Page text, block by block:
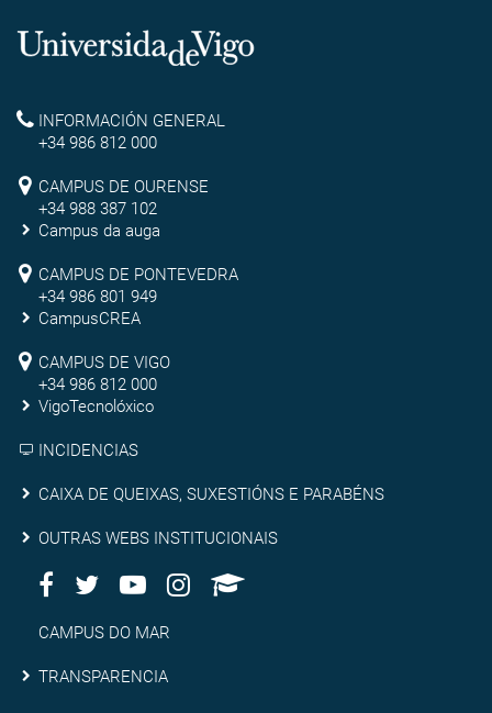
Universidade
Vigo
Reitoría
INFORMACIÓN GENERAL
+34 986 812 000
Campus
de
Ourense
CAMPUS DE OURENSE
+34 988 387 102
Campus da auga
Campus
de
Pontevedra
CAMPUS DE PONTEVEDRA
+34 986 801 949
CampusCREA
Campus
de
Vigo
CAMPUS DE VIGO
+34 986 812 000
VigoTecnolóxico
INCIDENCIAS
Caixa
de
queixas,
suxestións
e
CAIXA DE QUEIXAS, SUXESTIÓNS E PARABÉNS
Outras
webs
institucionais
OUTRAS WEBS INSTITUCIONAIS
Redes
Sociais
Facebook
TwitterYoutubeInstagram
AppleU
Campus
do
CAMPUS DO MAR
Transparencia
TRANSPARENCIA